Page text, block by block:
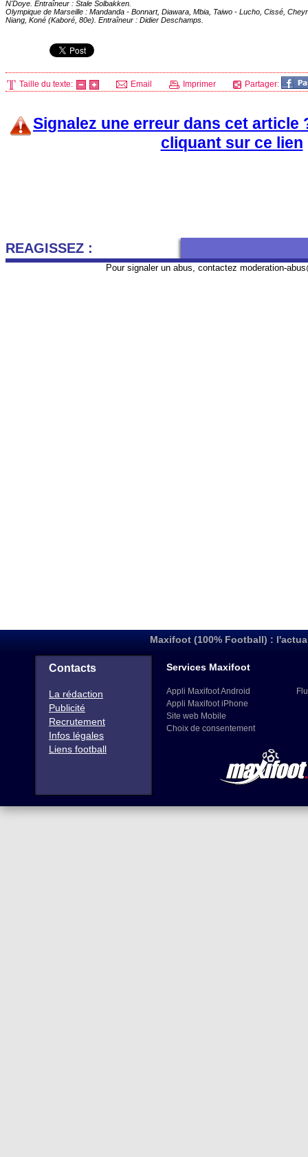
N'Doye. Entraîneur : Stale Solbakken.
Olympique de Marseille : Mandanda - Bonnart, Diawara, Mbia, Taiwo - Lucho, Cissé,
Niang, Koné (Kaboré, 80e). Entraîneur : Didier Deschamps.
Taille du texte: Email Imprimer Partager:
Signalez une erreur dans cet article
cliquant sur ce lien
REAGISSEZ :
Pour signaler un abus, contactez moderation-
Maxifoot (100% Football) :
Contacts
La rédaction
Publicité
Recrutement
Infos légales
Liens football
Services Maxifoot
Appli Maxifoot Android
Appli Maxifoot iPhone
Site web Mobile
Choix de consentement